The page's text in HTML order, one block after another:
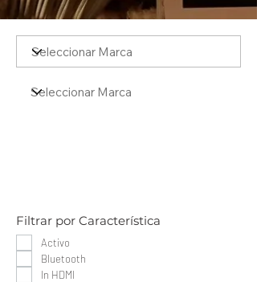
Filtrar por Característica
Activo
Bluetooth
In HDMI